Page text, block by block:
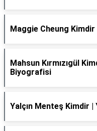
Maggie Cheung
Mahsun Kırmızıgül
Biyografisi
Yalçın Menteş Kimdir